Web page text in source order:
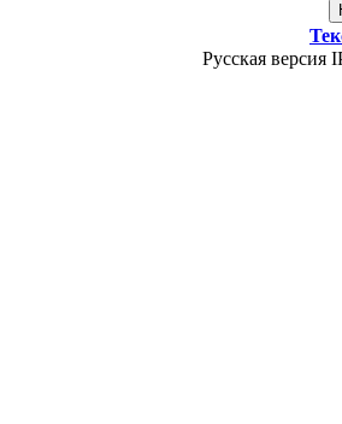
Русская версия